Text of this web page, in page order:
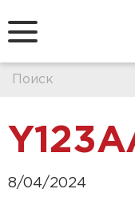
8/04/2024